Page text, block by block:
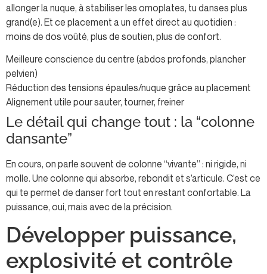
allonger la nuque, à stabiliser les omoplates, tu danses plus
grand(e). Et ce placement a un effet direct au quotidien :
moins de dos voûté, plus de soutien, plus de confort.
Meilleure conscience du centre (abdos profonds, plancher
pelvien)
Réduction des tensions épaules/nuque grâce au placement
Alignement utile pour sauter, tourner, freiner
Le détail qui change tout : la “colonne
dansante”
En cours, on parle souvent de colonne “vivante” : ni rigide, ni
molle. Une colonne qui absorbe, rebondit et s’articule. C’est ce
qui te permet de danser fort tout en restant confortable. La
puissance, oui, mais avec de la précision.
Développer puissance,
explosivité et contrôle